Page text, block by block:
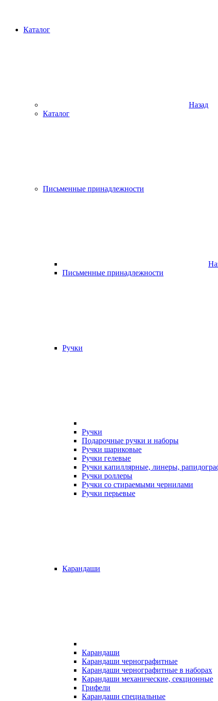
Каталог
Назад
Каталог
Письменные принадлежности
Письменные принадлежности
Ручки
Ручки
Подарочные ручки и наборы
Ручки шариковые
Ручки гелевые
Ручки капиллярные, линеры,
Ручки роллеры
Ручки со стираемыми чернилами
Ручки перьевые
Карандаши
Карандаши
Карандаши чернографитные
Карандаши чернографитные в наборах
Карандаши механические, секционные
Грифели
Карандаши специальные